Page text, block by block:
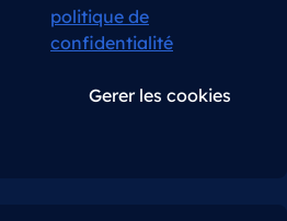
politique de
confidentialité
Gerer les cookies